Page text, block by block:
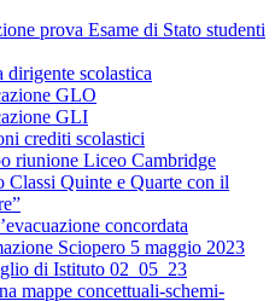
prova Esame di Stato studenti
scolastica
GLO
GLI
crediti scolastici
riunione Liceo Cambridge
Quinte e Quarte con il
concordata
Sciopero 5 maggio 2023
di Istituto 02_05_23
mappe concettuali-schemi-